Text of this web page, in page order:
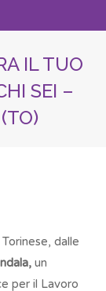
IL TUO
SEI –
dalle
un
per il Lavoro